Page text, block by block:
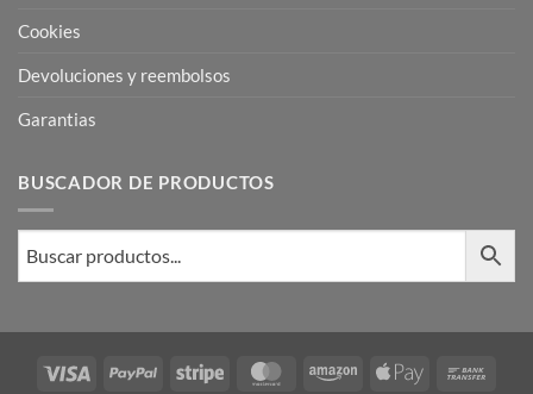
Cookies
Devoluciones y reembolsos
Garantias
BUSCADOR DE PRODUCTOS
Visa PayPal Stripe MasterCardAmazonApple